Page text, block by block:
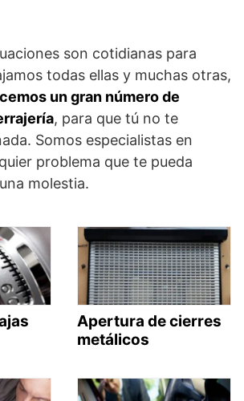
son cotidianas para
todas ellas y muchas otras,
un gran número de
, para que tú no te
Somos especialistas en
problema que te pueda
molestia.
Apertura de cierres
metálicos